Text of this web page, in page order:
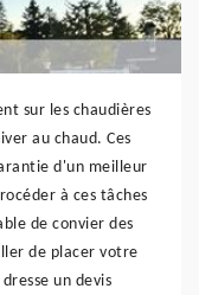
sur les chaudières
au chaud. Ces
d'un meilleur
à ces tâches
de convier des
de placer votre
un devis